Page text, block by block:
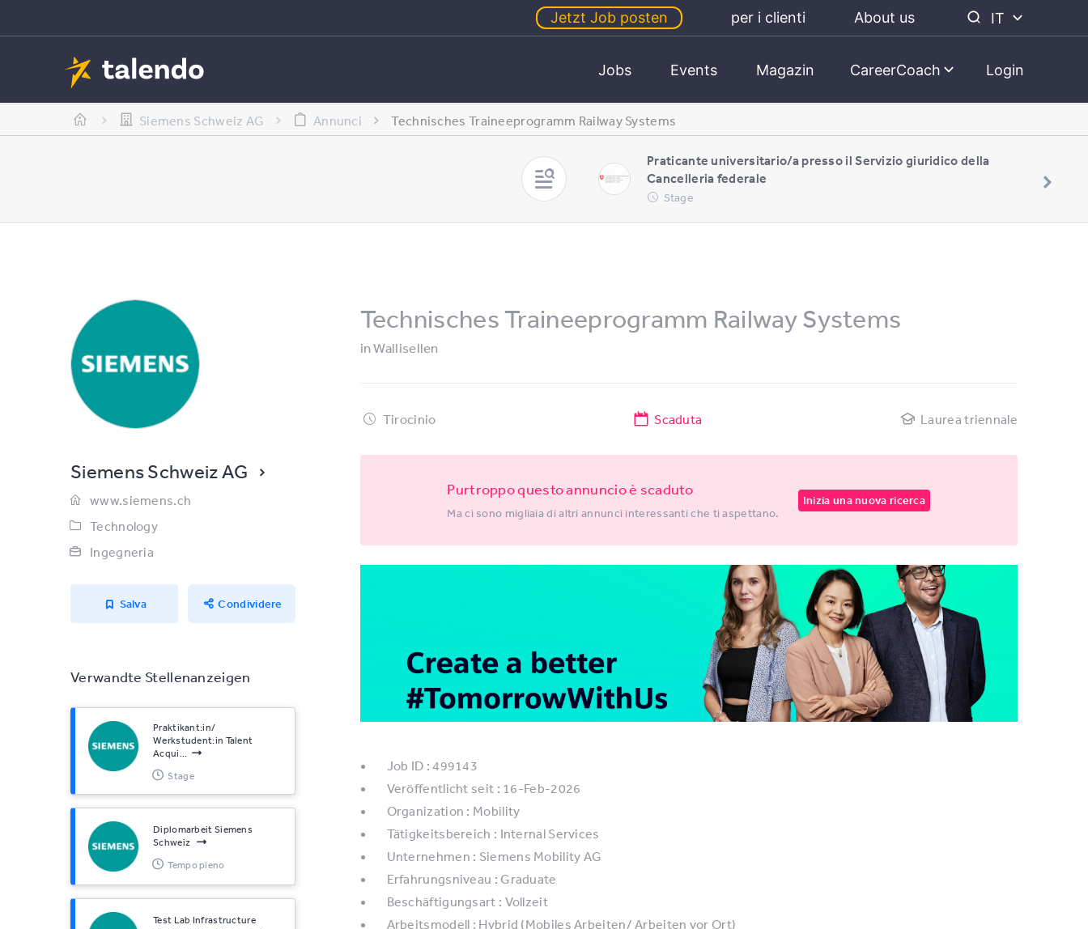
Jetzt Job posten per i clienti About us IT
Jobs Events Magazin CareerCoach Login
Siemens Schweiz AG Annunci Technisches Traineeprogramm Railway Systems
Praticante universitario/a presso il Servizio giuridico della
Cancelleria federale
Stage
Siemens Schweiz AG
www.siemens.ch
Technology
Ingegneria
Salva Condividere
Verwandte Stellenanzeigen
Praktikant:in/
Werkstudent:in Talent
Acqui...
Stage
Diplomarbeit Siemens
Schweiz
Tempo pieno
Test Lab Infrastructure
Technisches Traineeprogramm Railway Systems
inWallisellen
Tirocinio Scaduta Laurea triennale
Purtroppo questo annuncio è scaduto
Ma ci sono migliaia di altri annunci interessanti che ti aspettano.
Inizia una nuova ricerca
Job ID : 499143
Veröffentlicht seit : 16-Feb-2026
Organization : Mobility
Tätigkeitsbereich : Internal Services
Unternehmen : Siemens Mobility AG
Erfahrungsniveau : Graduate
Beschäftigungsart : Vollzeit
Arbeitsmodell : Hybrid (Mobiles Arbeiten/ Arbeiten vor Ort)